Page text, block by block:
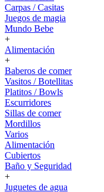
Carpas / Casitas
Juegos de magia
Mundo Bebe
+
Alimentación
+
Baberos de comer
Vasitos / Botellitas
Platitos / Bowls
Escurridores
Sillas de comer
Mordillos
Varios
Alimentación
Cubiertos
Baño y Seguridad
+
Juguetes de agua